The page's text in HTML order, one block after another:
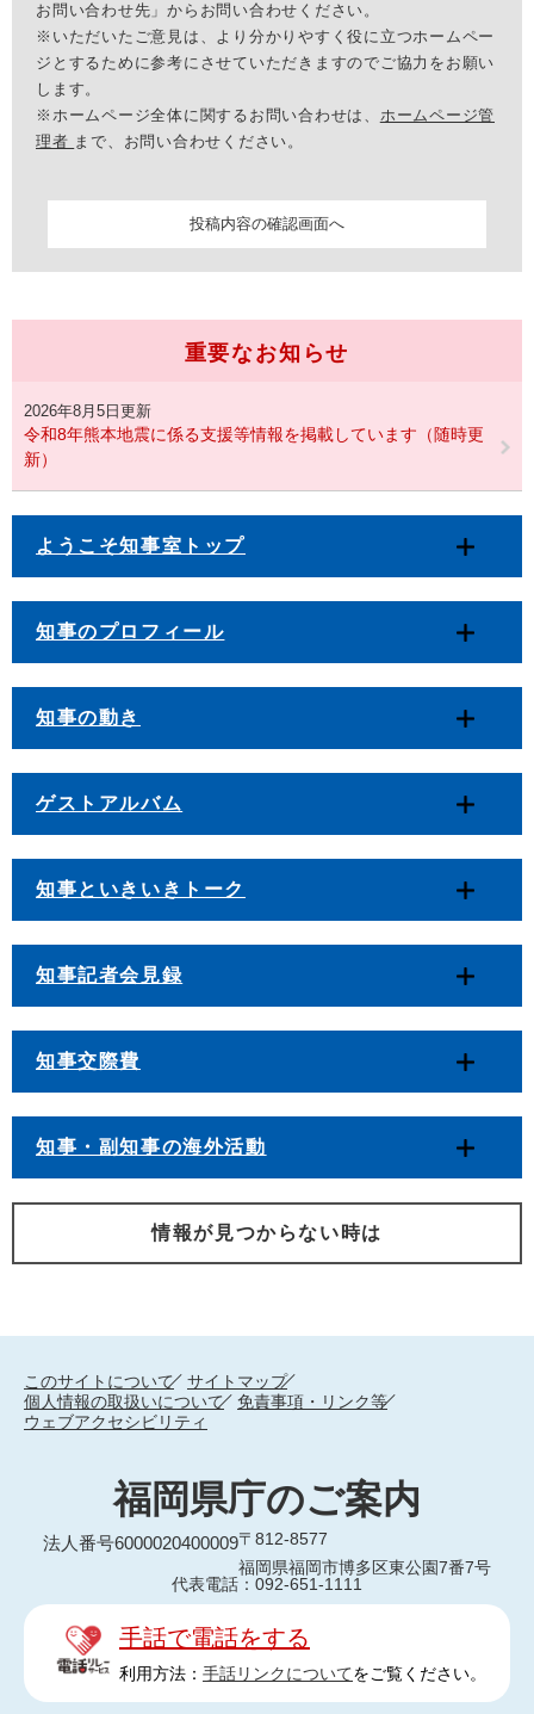
お問い合わせ先」からお問い合わせください。
※いただいたご意見は、より分かりやすく役に立つホームペー
ジとするために参考にさせていただきますのでご協力をお願い
します。
※ホームページ全体に関するお問い合わせは、 ホームページ管
理者 まで、お問い合わせください。
重要なお知らせ
2026年8月5日更新
令和8年熊本地震に係る支援等情報を掲載しています（随時更
新）
ようこそ知事室トップ
知事のプロフィール
知事の動き
ゲストアルバム
知事といきいきトーク
知事記者会見録
知事交際費
知事・副知事の海外活動
情報が見つからない時は
このサイトについて
サイトマップ
個人情報の取扱いについて
免責事項・リンク等
ウェブアクセシビリティ
福岡県庁のご案内
法人番号6000020400009〒812-8577
福岡県福岡市博多区東公園7番7号
代表電話：092-651-1111
手話で電話をする
利用方法： 手話リンクについてをご覧ください。